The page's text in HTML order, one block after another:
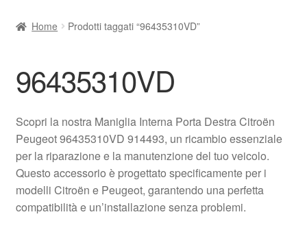
Contatto
Il mio account
Pagamenti
Politica sulla riservatezza
Home Prodotti taggati “96435310VD”
96435310VD
Scopri la nostra Maniglia Interna Porta Destra Citroën
Peugeot 96435310VD 914493, un ricambio essenziale
per la riparazione e la manutenzione del tuo veicolo.
Questo accessorio è progettato specificamente per i
modelli Citroën e Peugeot, garantendo una perfetta
compatibilità e un’installazione senza problemi.